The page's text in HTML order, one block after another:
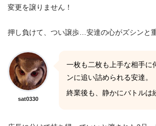
変更を譲りません！
押し負けて、つい譲歩…安達の心がズシンと
sat0330
一枚も二枚も上手な相手に
ンに追い詰められる安達。
終業後も、静かにバトルは